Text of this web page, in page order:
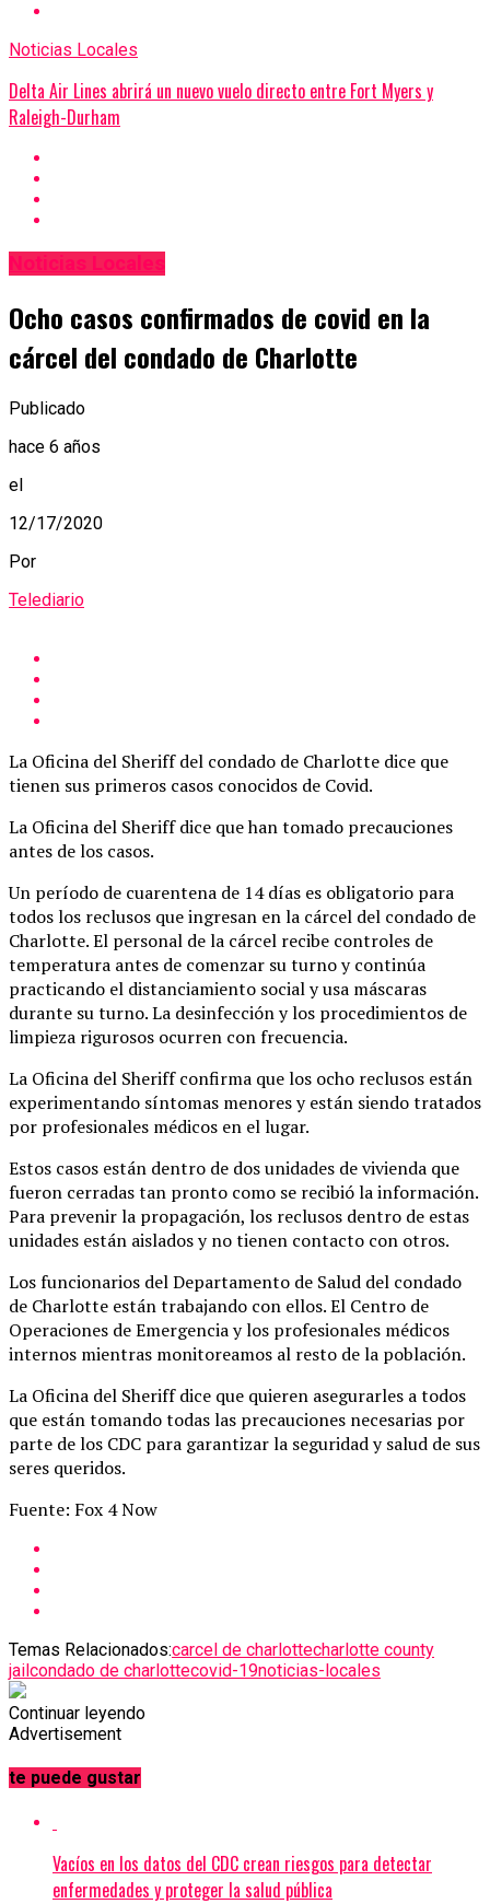
Noticias Locales
Delta Air Lines abrirá un nuevo vuelo directo entre Fort Myers y
Raleigh-Durham
Noticias Locales
Ocho casos confirmados de covid en la
cárcel del condado de Charlotte
Publicado
hace 6 años
el
12/17/2020
Por
Telediario
La Oficina del Sheriff del condado de Charlotte dice que
tienen sus primeros casos conocidos de Covid.
La Oficina del Sheriff dice que han tomado precauciones
antes de los casos.
Un período de cuarentena de 14 días es obligatorio para
todos los reclusos que ingresan en la cárcel del condado de
Charlotte. El personal de la cárcel recibe controles de
temperatura antes de comenzar su turno y continúa
practicando el distanciamiento social y usa máscaras
durante su turno. La desinfección y los procedimientos de
limpieza rigurosos ocurren con frecuencia.
La Oficina del Sheriff confirma que los ocho reclusos están
experimentando síntomas menores y están siendo tratados
por profesionales médicos en el lugar.
Estos casos están dentro de dos unidades de vivienda que
fueron cerradas tan pronto como se recibió la información.
Para prevenir la propagación, los reclusos dentro de estas
unidades están aislados y no tienen contacto con otros.
Los funcionarios del Departamento de Salud del condado
de Charlotte están trabajando con ellos. El Centro de
Operaciones de Emergencia y los profesionales médicos
internos mientras monitoreamos al resto de la población.
La Oficina del Sheriff dice que quieren asegurarles a todos
que están tomando todas las precauciones necesarias por
parte de los CDC para garantizar la seguridad y salud de sus
seres queridos.
Fuente: Fox 4 Now
Temas Relacionados:carcel de charlottecharlotte county
jailcondado de charlottecovid-19noticias-locales
Continuar leyendo
Advertisement
te puede gustar
Vacíos en los datos del CDC crean riesgos para detectar
enfermedades y proteger la salud pública